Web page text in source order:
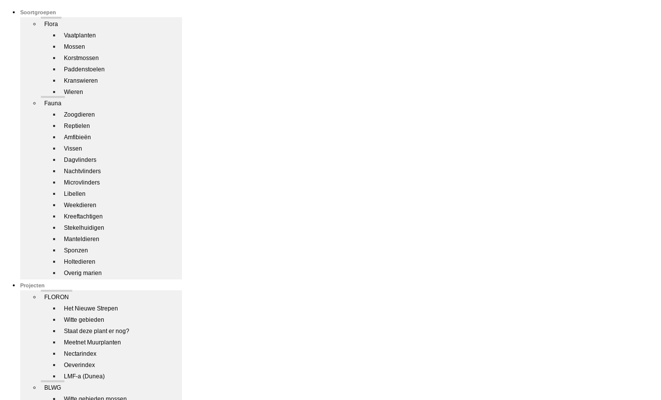
Soortgroepen
Flora
Vaatplanten
Mossen
Korstmossen
Paddenstoelen
Kranswieren
Wieren
Fauna
Zoogdieren
Reptielen
Amfibieën
Vissen
Dagvlinders
Nachtvlinders
Microvlinders
Libellen
Weekdieren
Kreeftachtigen
Stekelhuidigen
Manteldieren
Sponzen
Holtedieren
Overig marien
Projecten
FLORON
Het Nieuwe Strepen
Witte gebieden
Staat deze plant er nog?
Meetnet Muurplanten
Nectarindex
Oeverindex
LMF-a (Dunea)
BLWG